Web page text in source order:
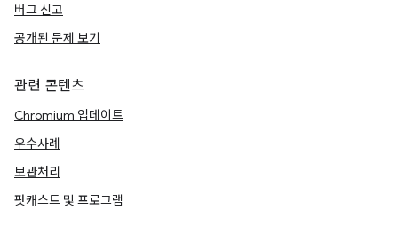
버그 신고
공개된 문제 보기
관련 콘텐츠
Chromium 업데이트
우수사례
보관처리
팟캐스트 및 프로그램